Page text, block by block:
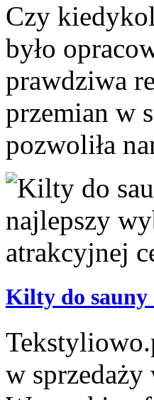
Czy
było
prawdziwa
przemian w
pozwoliła
Kilty do sauny
w